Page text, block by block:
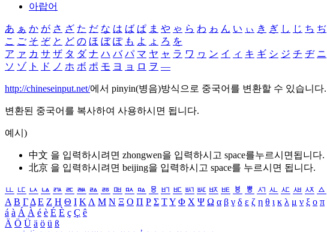
아랍어
あ ぁ か が さ ざ た だ な は ば ぱ ま や ゃ ら わ ゎ ん い ぃ き ぎ し じ ち ぢ
こ ご そ ぞ と ど の ほ ぼ ぽ も よ ょ ろ を
ア ァ カ サ ザ タ ダ ナ ハ バ パ マ ヤ ャ ラ ワ ヮ ン イ ィ キ ギ シ ジ チ ヂ ニ
ソ ゾ ト ド ノ ホ ボ ポ モ ヨ ョ ロ ヲ ―
http://chineseinput.net/에서 pinyin(병음)방식으로 중국어를 변환할 수 있습니다.
변환된 중국어를 복사하여 사용하시면 됩니다.
예시)
中文 을 입력하시려면 zhongwen을 입력하시고 space를누르시면됩니다.
北京 을 입력하시려면 beijing을 입력하시고 space를 누르시면 됩니다.
ㅥ ㅦ ㅧ ㅨ ㅩ ㅪ ㅫ ㅬ ㅭ ㅮ ㅯ ㅰ ㅱ ㅲ ㅳ ㅴ ㅵ ㅶ ㅷ ㅸ ㅹ ㅺ ㅻ ㅼ ㅽ ㅾ ㅿ
Α Β ΓΔ Ε Ζ Η Θ Ι ΚΛ Μ Ν Ξ Ο Π Ρ Σ ΤΥ Φ Χ Ψ Ω α β γ δ ε ζ η θ ι κ λ μ ν ξ ο π
á à Á À é è É È ç Ç ê
Ä Ö Ü ä ö ü ß